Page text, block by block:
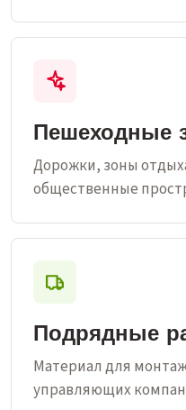
Пешеходные
Дорожки, зоны
общественные
Подрядные
Материал для
управляющих